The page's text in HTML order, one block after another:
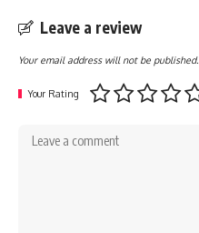
Leave a review
Your email address will not be published.
Your Rating